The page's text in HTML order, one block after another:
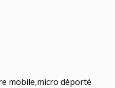
mobile,micro déporté